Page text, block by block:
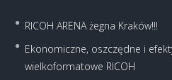
RICOH ARENA żegna Kraków!!!
Ekonomiczne, oszczędne i
wielkoformatowe RICOH